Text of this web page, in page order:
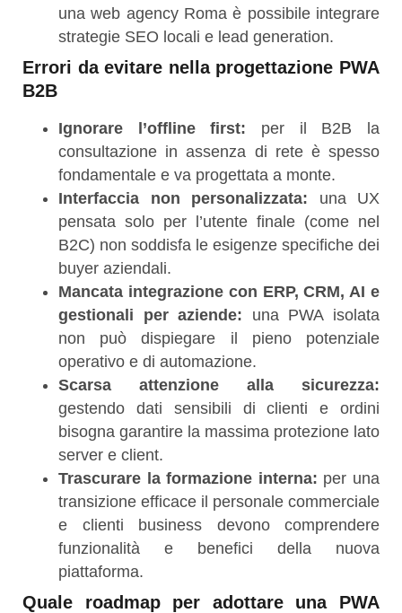
una web agency Roma è possibile integrare
strategie SEO locali e lead generation.
Errori da evitare nella progettazione PWA
B2B
Ignorare l’offline first: per il B2B la
consultazione in assenza di rete è spesso
fondamentale e va progettata a monte.
Interfaccia non personalizzata: una UX
pensata solo per l’utente finale (come nel
B2C) non soddisfa le esigenze specifiche dei
buyer aziendali.
Mancata integrazione con ERP, CRM, AI e
gestionali per aziende: una PWA isolata
non può dispiegare il pieno potenziale
operativo e di automazione.
Scarsa attenzione alla sicurezza:
gestendo dati sensibili di clienti e ordini
bisogna garantire la massima protezione lato
server e client.
Trascurare la formazione interna: per una
transizione efficace il personale commerciale
e clienti business devono comprendere
funzionalità e benefici della nuova
piattaforma.
Quale roadmap per adottare una PWA